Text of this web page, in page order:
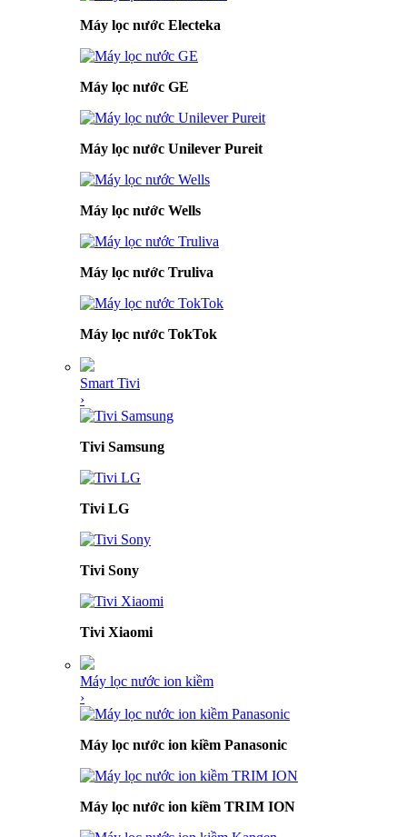
Máy lọc nước Electeka
Máy lọc nước GE
Máy lọc nước Unilever Pureit
Máy lọc nước Wells
Máy lọc nước Truliva
Máy lọc nước TokTok
Smart Tivi
›
Tivi Samsung
Tivi LG
Tivi Sony
Tivi Xiaomi
Máy lọc nước ion kiềm
›
Máy lọc nước ion kiềm Panasonic
Máy lọc nước ion kiềm TRIM ION